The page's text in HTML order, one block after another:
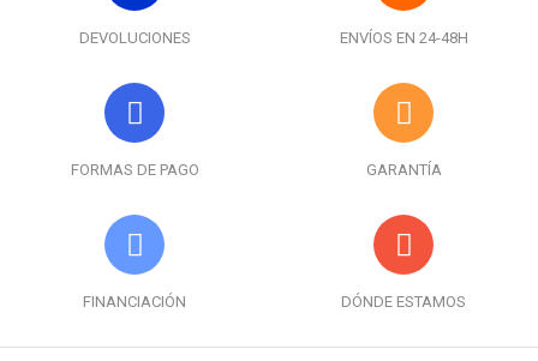
DEVOLUCIONES ENVÍOS EN 24-48H
FORMAS DE PAGO GARANTÍA
FINANCIACIÓN DÓNDE ESTAMOS